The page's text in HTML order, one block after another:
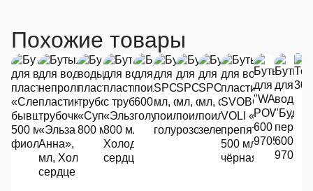
Похожие товары